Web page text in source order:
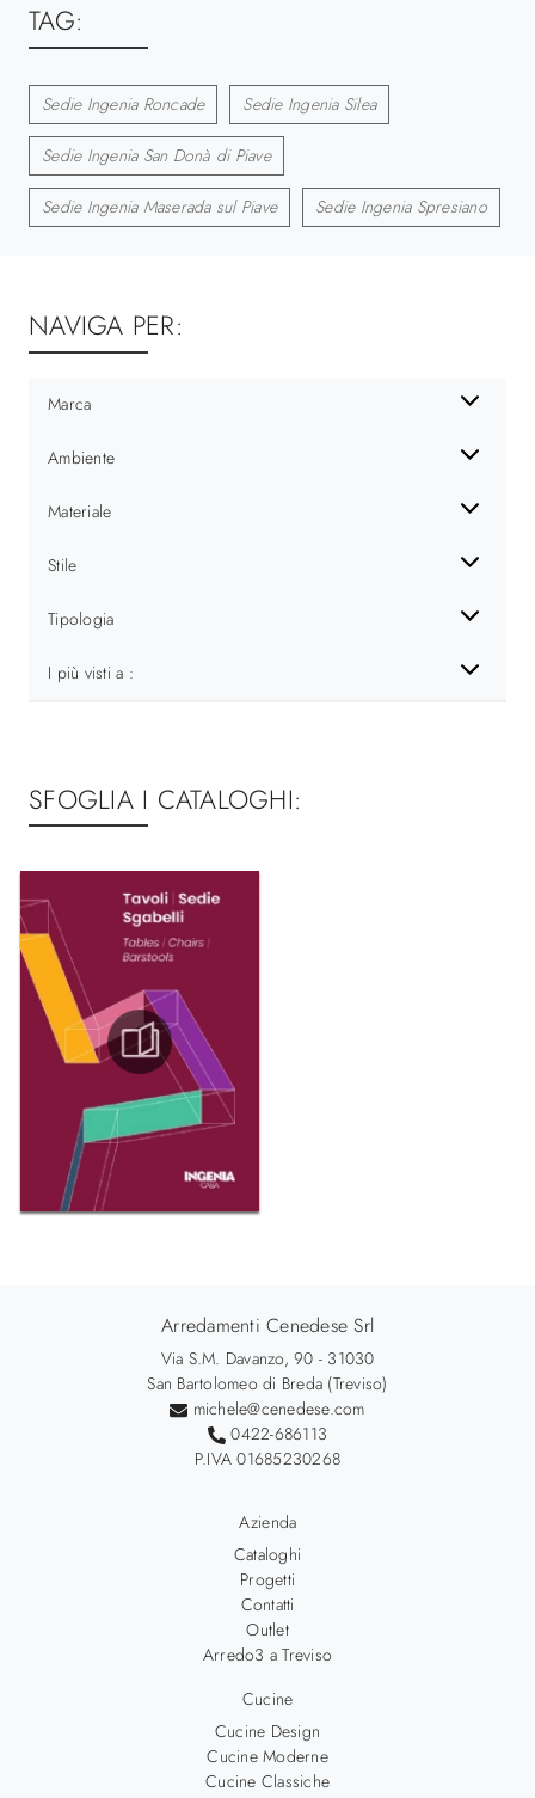
TAG:
Sedie Ingenia Roncade Sedie Ingenia Silea
Sedie Ingenia San Donà di Piave
Sedie Ingenia Maserada sul Piave Sedie Ingenia Spresiano
NAVIGA PER:
Marca
Ambiente
Materiale
Stile
Tipologia
I più visti a :
SFOGLIA I CATALOGHI:
Arredamenti Cenedese Srl
Via S.M. Davanzo, 90 - 31030
San Bartolomeo di Breda (Treviso)
michele@cenedese.com
0422-686113
P.IVA 01685230268
Azienda
Cataloghi
Progetti
Contatti
Outlet
Arredo3 a Treviso
Cucine
Cucine Design
Cucine Moderne
Cucine Classiche